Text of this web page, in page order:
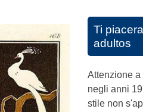
Ti
adultos
Attenzione a
negli anni
stile non